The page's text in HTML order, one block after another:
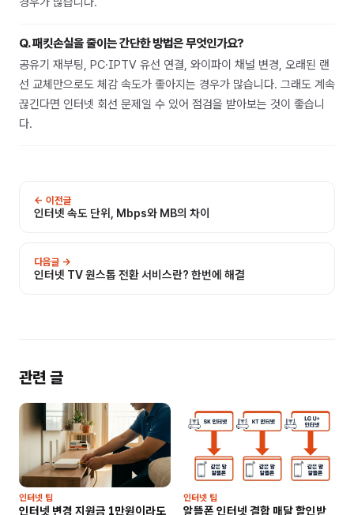
Q.패킷손실을 줄이는 간단한 방법은 무엇인가요?
공유기 재부팅, PC·IPTV 유선 연결, 와이파이 채널 변경, 오래된 랜
선 교체만으로도 체감 속도가 좋아지는 경우가 많습니다. 그래도 계속
끊긴다면 인터넷 회선 문제일 수 있어 점검을 받아보는 것이 좋습니
다.
← 이전글
인터넷 속도 단위, Mbps와 MB의 차이
다음글 →
인터넷 TV 원스톱 전환 서비스란? 한번에 해결
관련 글
인터넷 팁
인터넷 변경 지원금 1만원이라도
인터넷 팁
알뜰폰 인터넷 결합 매달 할인받